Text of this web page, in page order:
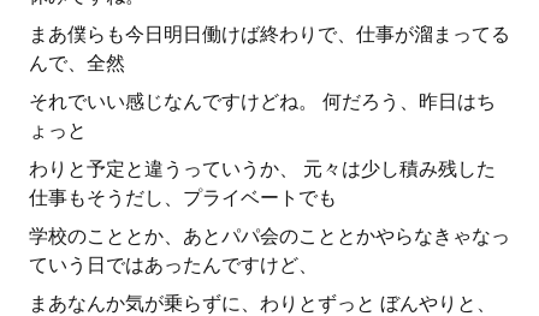
まあ僕らも今日明日働けば終わりで、仕事が溜まってる
んで、全然
それでいい感じなんですけどね。 何だろう、昨日はち
ょっと
わりと予定と違うっていうか、 元々は少し積み残した
仕事もそうだし、プライベートでも
学校のこととか、あとパパ会のこととかやらなきゃなっ
ていう日ではあったんですけど、
まあなんか気が乗らずに、わりとずっと ぼんやりと、